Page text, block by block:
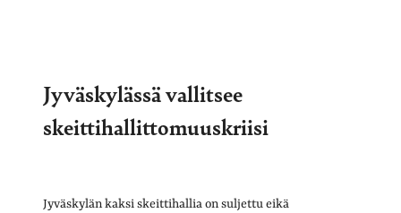
Jyväskylässä vallitsee
skeittihallittomuuskriisi
Jyväskylän kaksi skeittihallia on suljettu eikä